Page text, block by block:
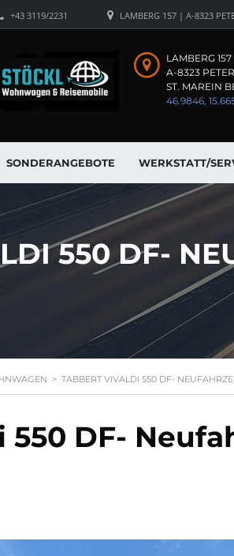
LAMBERG 157 | A-8323
+43 3119/2231
LAMBERG 157
A-8323
ST. MAREIN
46.9846,
SONDERANGEBOTE WERKSTATT/
550 DF-
> TABBERT VIVALDI 550 DF-
DF-